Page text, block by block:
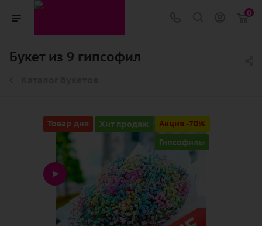
0
Букет из 9 гипсофил
Товар дня Хит продаж Акция -70%
Гипсофилы